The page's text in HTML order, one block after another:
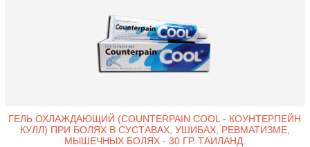
ГЕЛЬ ОХЛАЖДАЮЩИЙ (COUNTERPAIN COOL - КОУНТЕРПЕЙН
КУЛЛ) ПРИ БОЛЯХ В СУСТАВАХ, УШИБАХ, РЕВМАТИЗМЕ,
МЫШЕЧНЫХ БОЛЯХ - 30 ГР. ТАИЛАНД.